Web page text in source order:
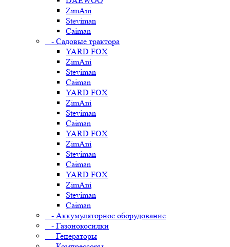
ZimAni
Steviman
Caiman
- Садовые трактора
YARD FOX
ZimAni
Steviman
Caiman
YARD FOX
ZimAni
Steviman
Caiman
YARD FOX
ZimAni
Steviman
Caiman
YARD FOX
ZimAni
Steviman
Caiman
- Аккумуляторное оборудование
- Газонокосилки
- Генераторы